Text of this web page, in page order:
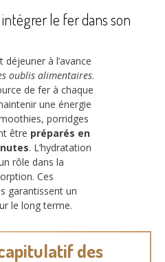
le fer dans son
à l’avance
oublis alimentaires.
de fer à chaque
une énergie
porridges
être préparés en
. L’hydratation
rôle dans la
Ces
garantissent un
le long terme.
des